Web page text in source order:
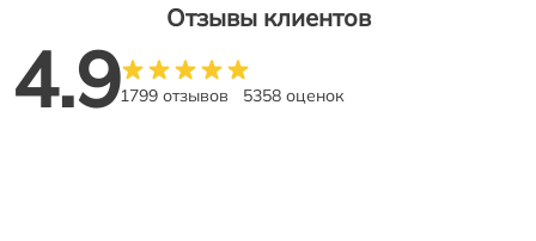
Отзывы клиентов
4.91799 отзывов 5358 оценок